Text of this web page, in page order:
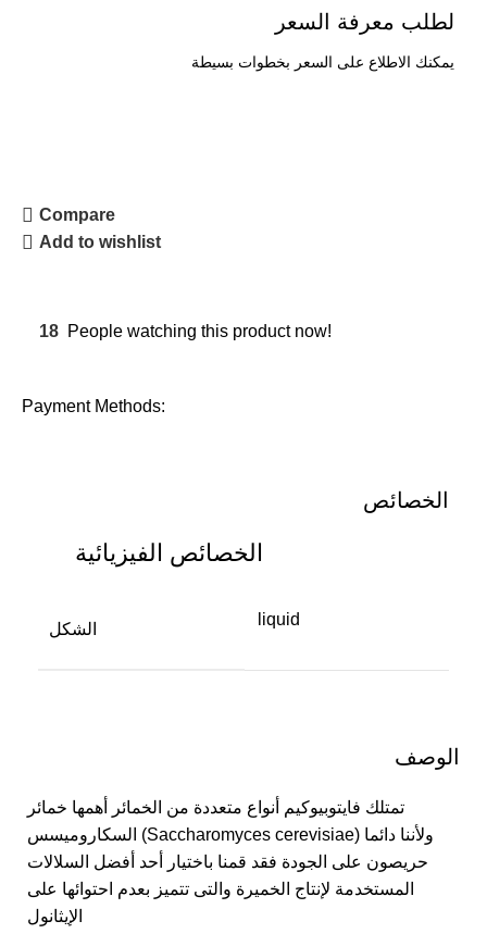
لطلب معرفة السعر
يمكنك الاطلاع على السعر بخطوات بسيطة
Compare
Add to wishlist
18 People watching this product now!
Payment Methods:
الوصف
تمتلك فايتوبيوكيم أنواع متعددة من الخمائر أهمها خمائر
السكاروميسس (Saccharomyces cerevisiae) ولأننا دائما
حريصون على الجودة فقد قمنا باختيار أحد أفضل السلالات
المستخدمة لإنتاج الخميرة والتى تتميز بعدم احتوائها على
الإيثانول
الخصائص
الخصائص الفيزيائية
الشكل
liquid